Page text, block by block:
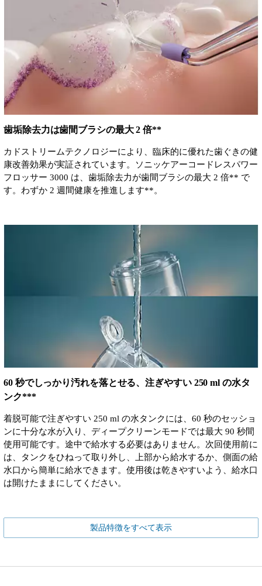
歯垢除去力は歯間ブラシの最大 2 倍**
カドストリームテクノロジーにより、臨床的に優れた歯ぐきの健
康改善効果が実証されています。ソニッケアーコードレスパワー
フロッサー 3000 は、歯垢除去力が歯間ブラシの最大 2 倍** で
す。わずか 2 週間健康を推進します**。
60 秒でしっかり汚れを落とせる、注ぎやすい 250 ml の水タ
ンク***
着脱可能で注ぎやすい 250 ml の水タンクには、60 秒のセッショ
ンに十分な水が入り、ディープクリーンモードでは最大 90 秒間
使用可能です。途中で給水する必要はありません。次回使用前に
は、タンクをひねって取り外し、上部から給水するか、側面の給
水口から簡単に給水できます。使用後は乾きやすいよう、給水口
は開けたままにしてください。
製品特徴をすべて表示